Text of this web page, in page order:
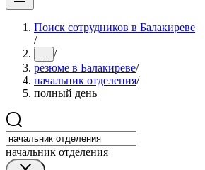
Поиск сотрудников в Балакиреве
/
... /
резюме в Балакиреве/
начальник отделения/
полный день
начальник отделения